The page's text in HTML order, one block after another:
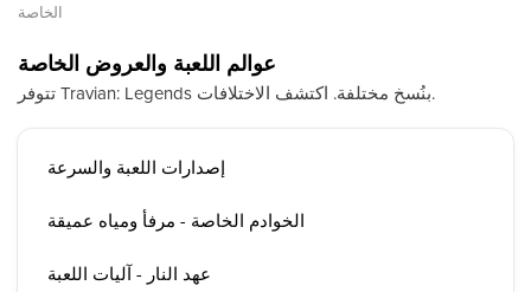
الخاصة
عوالم اللعبة والعروض الخاصة
تتوفر Travian: Legends بنُسخ مختلفة. اكتشف الاختلافات.
إصدارات اللعبة والسرعة
الخوادم الخاصة - مرفأ ومياه عميقة
عهد النار - آليات اللعبة